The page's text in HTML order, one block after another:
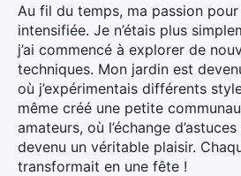
Au fil du temps, ma passion pour
intensifiée. Je n’étais plus
j’ai commencé à explorer de
techniques. Mon jardin est
où j’expérimentais différents
même créé une petite
amateurs, où l’échange
devenu un véritable plaisir.
transformait en une fête !